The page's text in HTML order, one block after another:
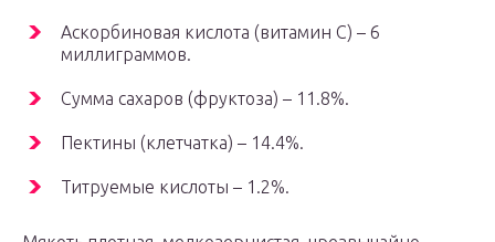
Аскорбиновая кислота (витамин С) – 6
миллиграммов.
Сумма сахаров (фруктоза) – 11.8%.
Пектины (клетчатка) – 14.4%.
Титруемые кислоты – 1.2%.